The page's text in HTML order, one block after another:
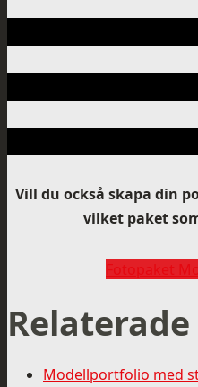
Vill du också skapa din
vilket paket
Fotopaket
Modellportfolio med